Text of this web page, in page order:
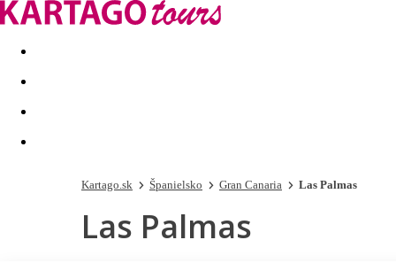
Last minute Dovolenkové kluby
Kartago.sk Španielsko Gran Canaria Las Palmas
Las Palmas